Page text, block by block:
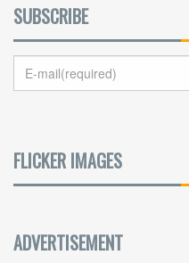
SUBSCRIBE
FLICKER IMAGES
ADVERTISEMENT